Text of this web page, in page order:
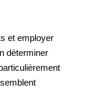
et employer
déterminer